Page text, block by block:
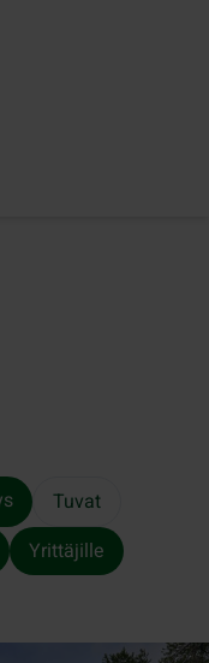
Tuvat
Yrittäjille